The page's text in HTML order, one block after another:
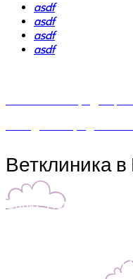
asdf
asdf
asdf
asdf
Ветклиника
Санкт-Петербург,
районы Приморский,